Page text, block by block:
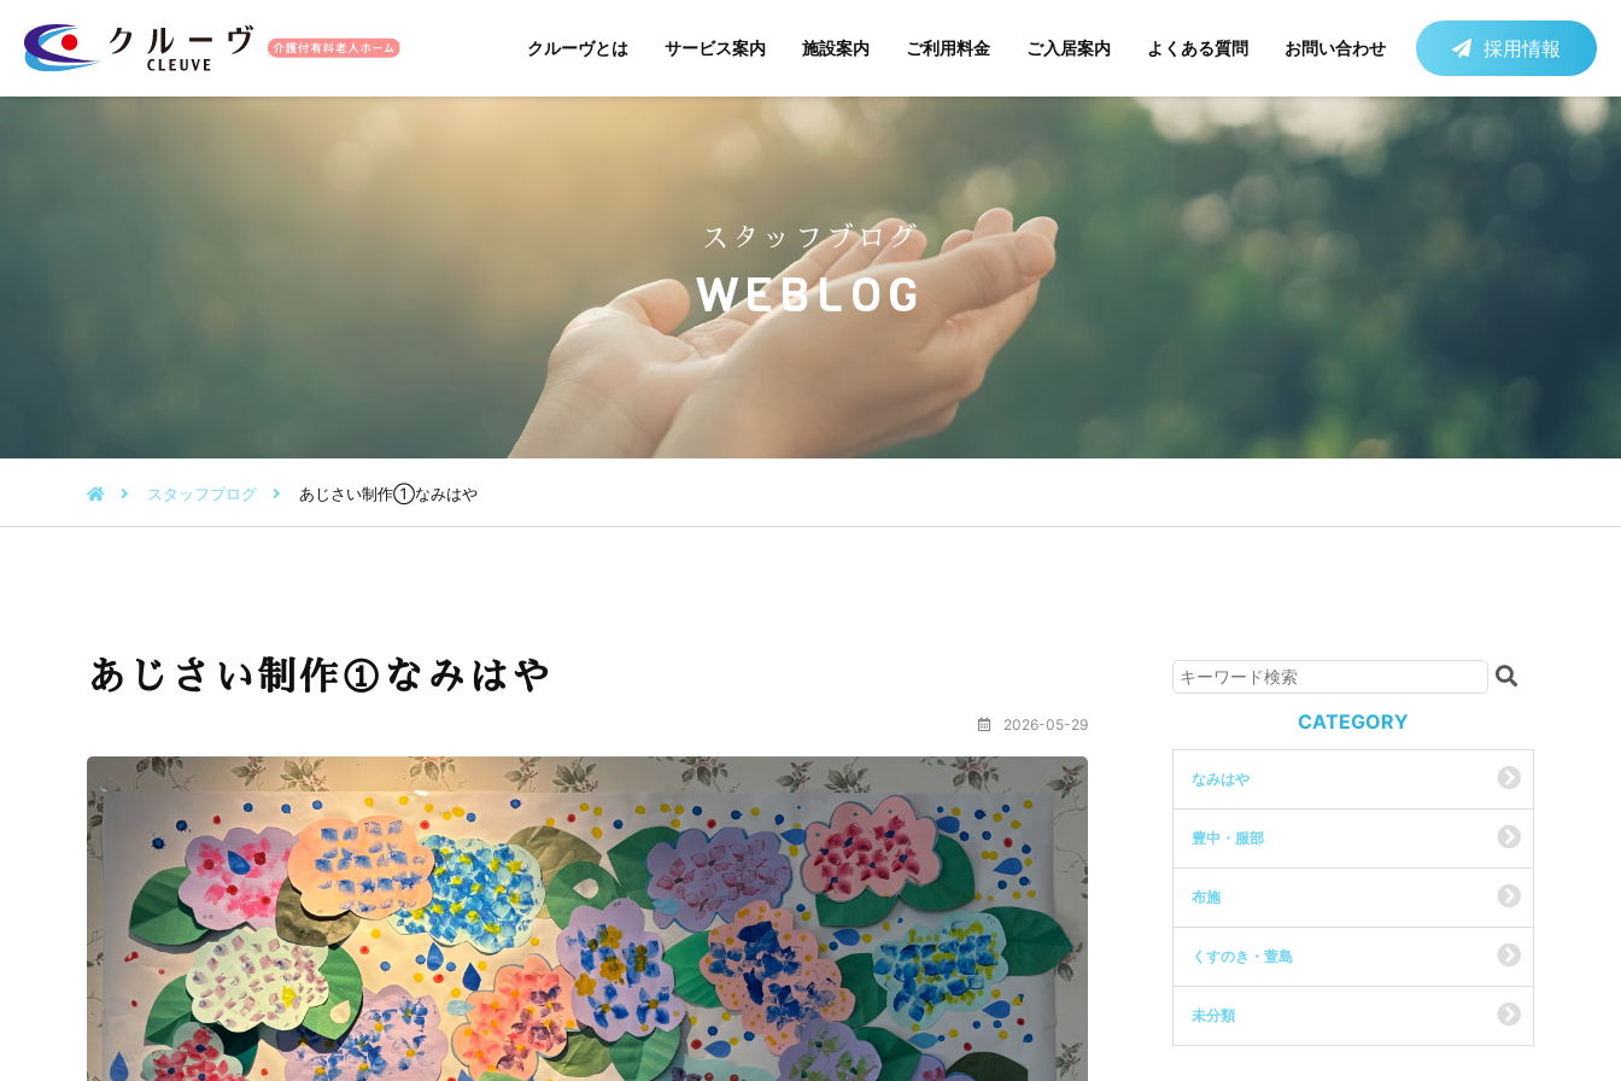
クルーヴとは サービス案内 施設案内 ご利用料金 ご入居案内 よくある質問 お問い合わせ 採用情報
スタッフブログ
WEBLOG
スタッフブログ あじさい制作①なみはや
あじさい制作①なみはや
2026-05-29 CATEGORY
なみはや
豊中・服部
布施
くすのき・萱島
未分類